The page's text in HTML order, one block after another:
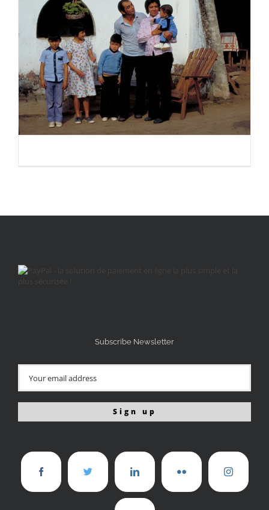
Subscribe Newsletter